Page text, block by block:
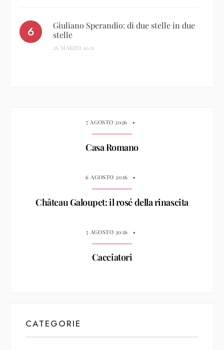
Giuliano Sperandio: di due stelle in due
stelle
26 MARZO 2021
7 AGOSTO 2026 •
Casa Romano
6 AGOSTO 2026 •
Château Galoupet: il rosé della rinascita
5 AGOSTO 2026 •
Cacciatori
CATEGORIE